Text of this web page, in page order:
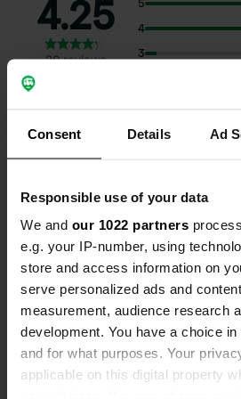
Consent Details Ad
Responsible use of your data
We and our 1022 partners
e.g. your IP-number, using
store and access information on
serve personalized ads and
measurement, audience research
development. You have a choice
and for what purposes. Your
applicable on this digital property
4.25
20 reviews
5
4
3
(12) Rustig Eigenaar
Toon meer
Upgrade naar PRO+ voor het
op de reviews
mercedes308